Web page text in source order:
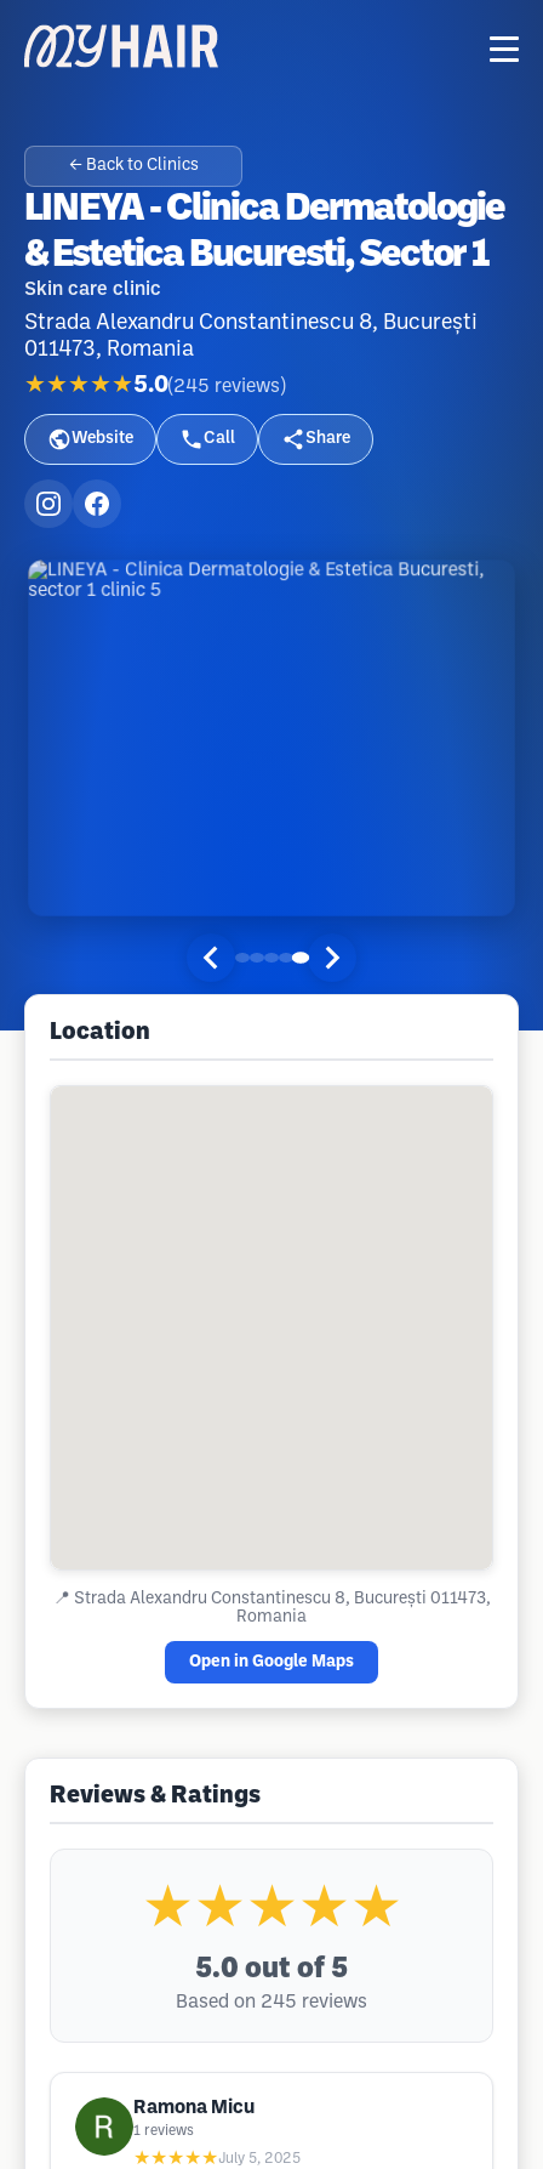
← Back to Clinics
LINEYA - Clinica Dermatologie
& Estetica Bucuresti, Sector 1
Skin care clinic
Strada Alexandru Constantinescu 8, București
011473, Romania
★★★★★5.0(245 reviews )
Website Call Share
Location
📍 Strada Alexandru Constantinescu 8, București 011473,
Romania
Open in Google Maps
Reviews & Ratings
★★★★★
5.0 out of 5
Based on 245 reviews
Ramona Micu
1 reviews
★★★★★July 5, 2025